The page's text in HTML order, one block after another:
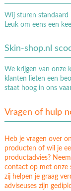
Wij sturen standaard
Leuk om eens een
Skin-shop.nl
We krijgen van onze
klanten lieten een
staat hoog in ons
Vragen of hulp
Heb je vragen over
producten of wil je
productadvies?
contact op met onze
zij helpen je graag
adviseuses zijn